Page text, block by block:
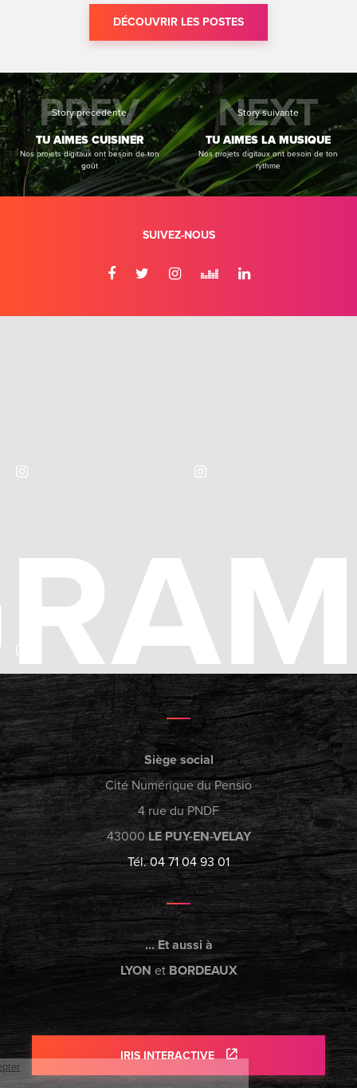
DÉCOUVRIR LES POSTES
PREV
Story précédente
TU AIMES CUISINER
Nos projets digitaux ont besoin de ton
goût
NEXT
Story suivante
TU AIMES LA MUSIQUE
Nos projets digitaux ont besoin de ton
rythme
SUIVEZ-NOUS
Siège social
Cité Numérique du Pensio
4 rue du PNDF
43000 LE PUY-EN-VELAY
Tél. 04 71 04 93 01
... Et aussi à
LYON et BORDEAUX
IRIS INTERACTIVE